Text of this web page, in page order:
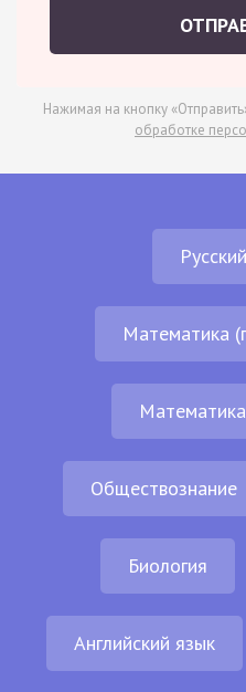
Нажимая на кнопку
обработке
Математика
Обществознание
Биология
Английский язык